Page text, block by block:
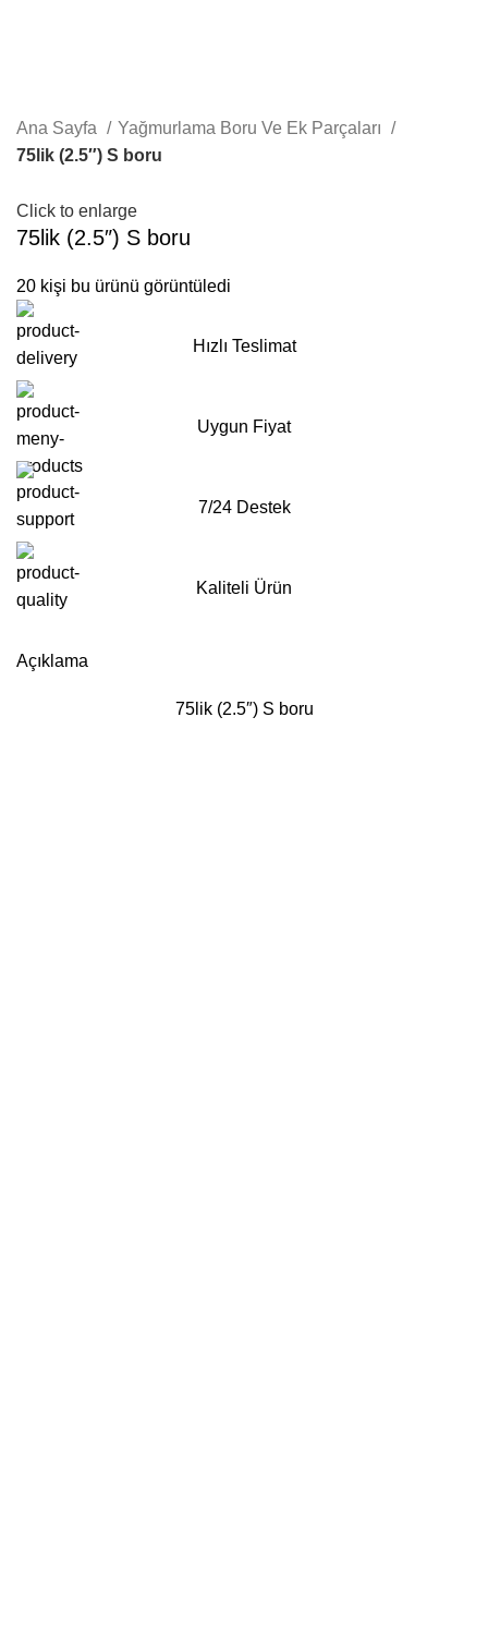
Ana Sayfa
Yağmurlama Boru Ve Ek Parçaları
75lik (2.5″) S boru
Click to enlarge
75lik (2.5″) S boru
20 kişi bu ürünü görüntüledi
Hızlı Teslimat
Uygun Fiyat
7/24 Destek
Kaliteli Ürün
Açıklama
75lik (2.5″) S boru